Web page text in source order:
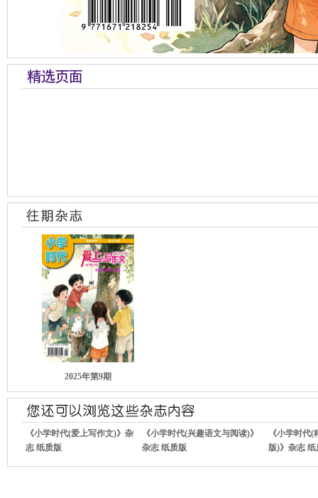
2025年第9期
《小学时代(爱上写作文)》杂
志 纸质版
《小学时代(兴趣语文与阅读)》
杂志 纸质版
《小学时代
版)》杂志 纸